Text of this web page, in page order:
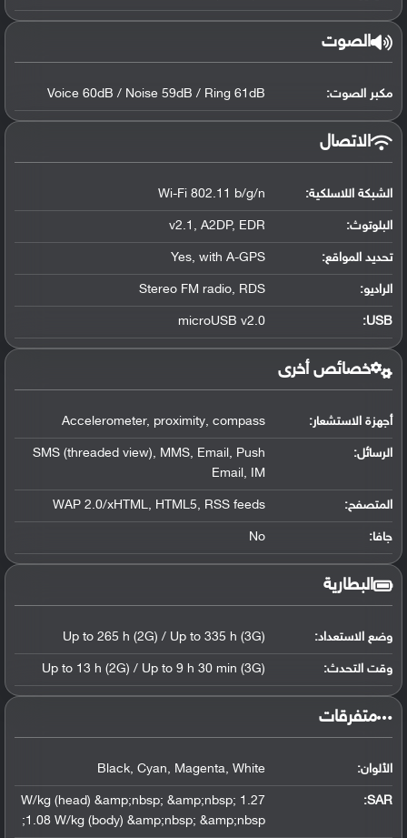
الصوت
مكبر الصوت: Voice 60dB / Noise 59dB / Ring 61dB
الاتصال
الشبكة اللاسلكية: Wi-Fi 802.11 b/g/n
البلوتوث:
v2.1, A2DP, EDR
تحديد المواقع:
Yes, with A-GPS
الراديو: Stereo FM radio, RDS
USB
:
microUSB v2.0
خصائص أخرى
أجهزة الاستشعار: Accelerometer, proximity, compass
الرسائل:
SMS (threaded view), MMS, Email, Push
Email, IM
المتصفح: WAP 2.0/xHTML, HTML5, RSS feeds
جافا: No
البطارية
وضع الاستعداد: Up to 265 h (2G) / Up to 335 h (3G)
وقت التحدث: Up to 13 h (2G) / Up to 9 h 30 min (3G)
‏متفرقات‏
الألوان: Black, Cyan, Magenta, White
SAR
:
1.27 W/kg (head) &amp;nbsp; &amp;nbsp;
1.08 W/kg (body) &amp;nbsp; &amp;nbsp;